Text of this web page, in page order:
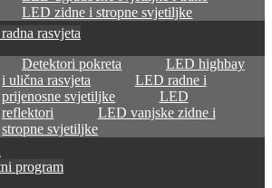
LED zidne i stropne svjetiljke
rasvjeta
Detektori pokreta
LED highbay
i ulična rasvjeta
LED radne i
prijenosne svjetiljke
LED
reflektori
LED vanjske zidne i
stropne svjetiljke
program